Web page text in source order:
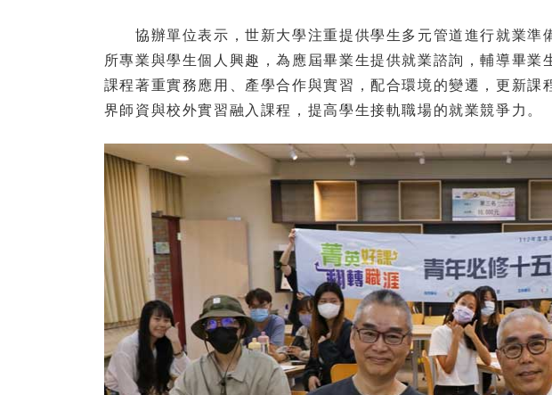
協辦單位表示，世新大學注重提供學生多元管道進行就業準
所專業與學生個人興趣，為應屆畢業生提供就業諮詢，輔導畢業
課程著重實務應用、產學合作與實習，配合環境的變遷，更新課
界師資與校外實習融入課程，提高學生接軌職場的就業競爭力。